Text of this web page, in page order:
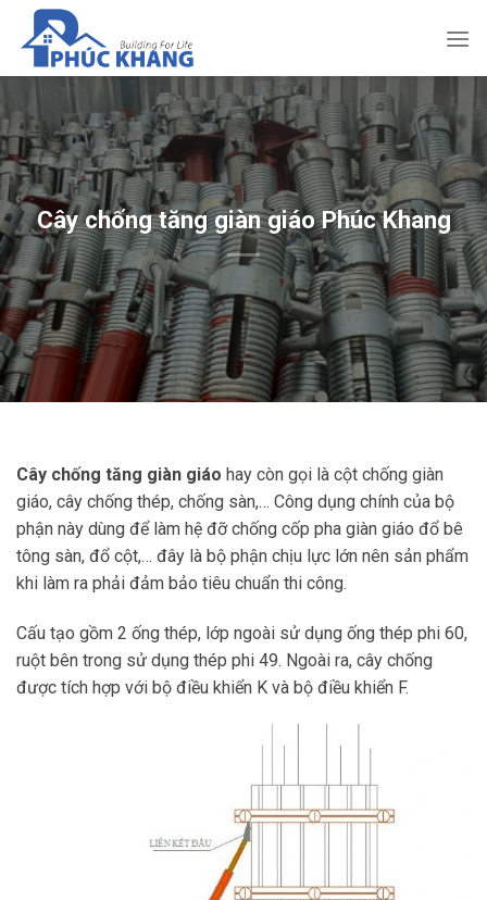
qua
Cây chống tăng giàn giáo Phúc Khang
Cây chống tăng giàn giáo hay còn gọi là cột chống giàn
giáo, cây chống thép, chống sàn,… Công dụng chính của bộ
phận này dùng để làm hệ đỡ chống cốp pha giàn giáo đổ bê
tông sàn, đổ cột,… đây là bộ phận chịu lực lớn nên sản phẩm
khi làm ra phải đảm bảo tiêu chuẩn thi công.
Cấu tạo gồm 2 ống thép, lớp ngoài sử dụng ống thép phi 60,
ruột bên trong sử dụng thép phi 49. Ngoài ra, cây chống
được tích hợp với bộ điều khiển K và bộ điều khiển F.